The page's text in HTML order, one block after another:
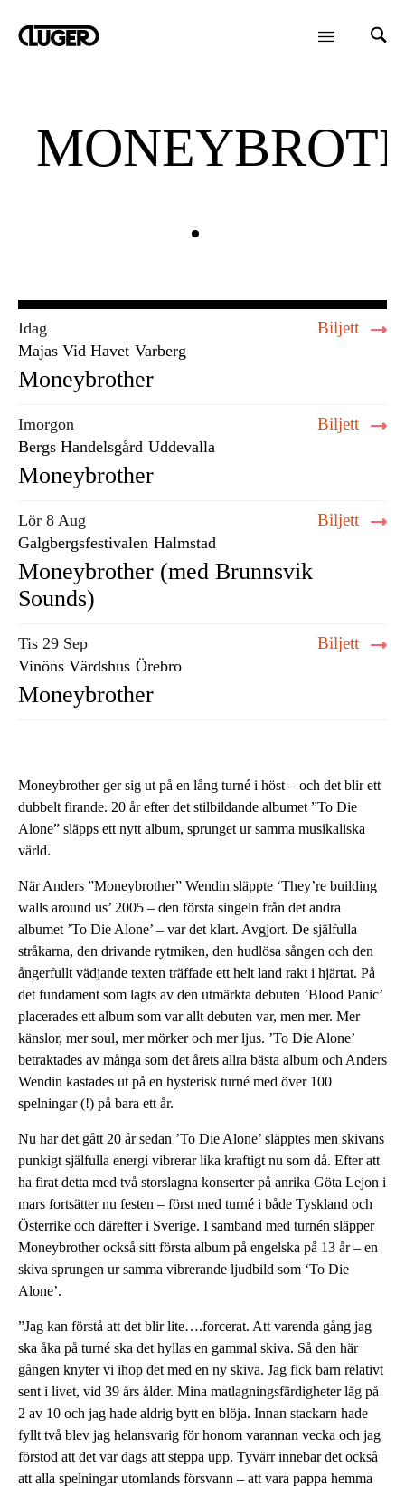
Idag
Majas Vid Havet Varberg
Biljett
Moneybrother
Imorgon
Bergs Handelsgård Uddevalla
Biljett
Moneybrother
Lör 8 Aug
Galgbergsfestivalen Halmstad
Biljett
Moneybrother (med Brunnsvik
Sounds)
Tis 29 Sep
Vinöns Värdshus Örebro
Biljett
Moneybrother
Moneybrother ger sig ut på en lång turné i höst – och det blir ett
dubbelt firande. 20 år efter det stilbildande albumet ”To Die
Alone” släpps ett nytt album, sprunget ur samma musikaliska
värld.
När Anders ”Moneybrother” Wendin släppte ‘They’re building
walls around us’ 2005 – den första singeln från det andra
albumet ’To Die Alone’ – var det klart. Avgjort. De själfulla
stråkarna, den drivande rytmiken, den hudlösa sången och den
ångerfullt vädjande texten träffade ett helt land rakt i hjärtat. På
det fundament som lagts av den utmärkta debuten ’Blood Panic’
placerades ett album som var allt debuten var, men mer. Mer
känslor, mer soul, mer mörker och mer ljus. ’To Die Alone’
betraktades av många som det årets allra bästa album och Anders
Wendin kastades ut på en hysterisk turné med över 100
spelningar (!) på bara ett år.
Nu har det gått 20 år sedan ’To Die Alone’ släpptes men skivans
punkigt själfulla energi vibrerar lika kraftigt nu som då. Efter att
ha firat detta med två storslagna konserter på anrika Göta Lejon i
mars fortsätter nu festen – först med turné i både Tyskland och
Österrike och därefter i Sverige. I samband med turnén släpper
Moneybrother också sitt första album på engelska på 13 år – en
skiva sprungen ur samma vibrerande ljudbild som ‘To Die
Alone’.
”Jag kan förstå att det blir lite….forcerat. Att varenda gång jag
ska åka på turné ska det hyllas en gammal skiva. Så den här
gången knyter vi ihop det med en ny skiva. Jag fick barn relativt
sent i livet, vid 39 års ålder. Mina matlagningsfärdigheter låg på
2 av 10 och jag hade aldrig bytt en blöja. Innan stackarn hade
fyllt två blev jag helansvarig för honom varannan vecka och jag
förstod att det var dags att steppa upp. Tyvärr innebar det också
att alla spelningar utomlands försvann – att vara pappa hemma